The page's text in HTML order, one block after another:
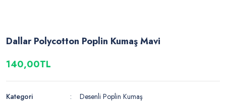
Dallar Polycotton Poplin Kumaş Mavi
140,00TL
Kategori
Desenli Poplin Kumaş